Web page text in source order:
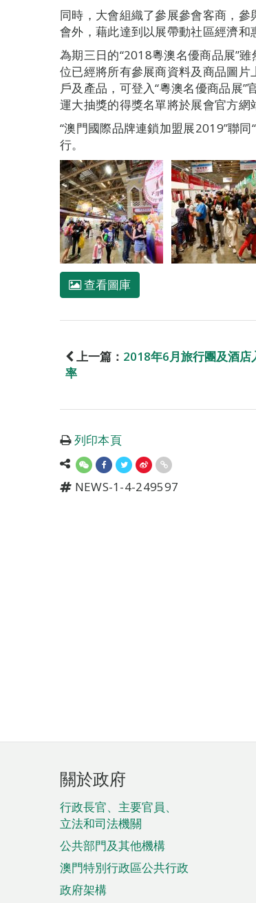
同時，大會組織了參展參會客商，
會外，藉此達到以展帶動社區經濟和
為期三日的“2018粵澳名優商品展”
位已經將所有參展商資料及商品圖
戶及產品，可登入“粵澳名優商品
運大抽獎的得獎名單將於展會官方網
“澳門國際品牌連鎖加盟展2019”聯
行。
查看圖庫
上一篇： 2018年6月旅行團及酒店
率
列印本頁
NEWS-1-4-249597
頁
腳
菜
單
關於政府
行政長官、主要官員、
立法和司法機關
公共部門及其他機構
澳門特別行政區公共行政
政府架構